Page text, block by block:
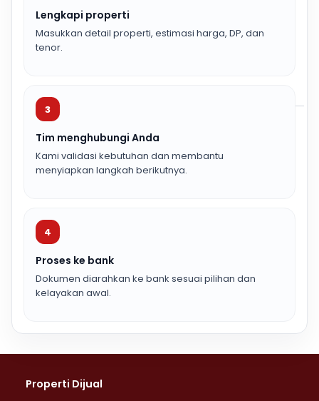
Lengkapi properti
Masukkan detail properti, estimasi harga, DP, dan
tenor.
3
Tim menghubungi Anda
Kami validasi kebutuhan dan membantu
menyiapkan langkah berikutnya.
4
Proses ke bank
Dokumen diarahkan ke bank sesuai pilihan dan
kelayakan awal.
Properti Dijual